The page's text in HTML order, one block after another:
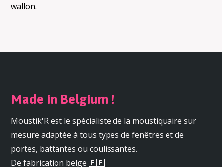
wallon.
Made in Belgium !
Moustik'R est le spécialiste de la moustiquaire sur
mesure adaptée à tous types de fenêtres et de
portes, battantes ou coulissantes.
De fabrication belge 🇧🇪